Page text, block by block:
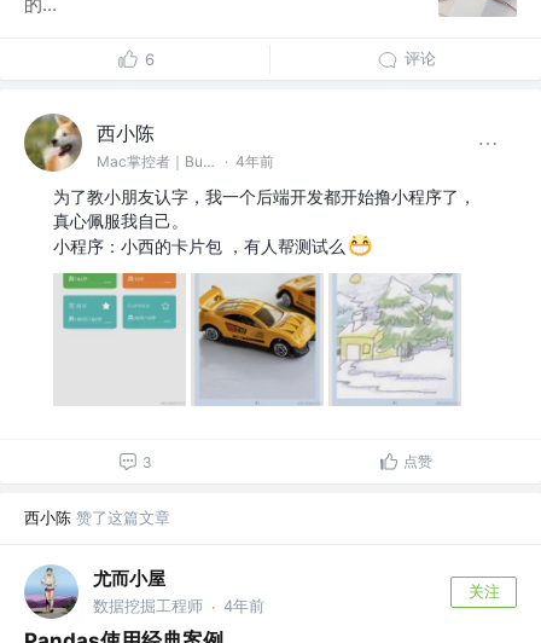
6 评论
西小陈
Mac掌控者｜Bug缔造和毁灭者 @中通科技 · 4年前
为了教小朋友认字，我一个后端开发都开始撸小程序了，
真心佩服我自己。
小程序：小西的卡片包 ，有人帮测试么
3 点赞
西小陈 赞了这篇文章
尤而小屋
数据挖掘工程师 · 4年前
关注